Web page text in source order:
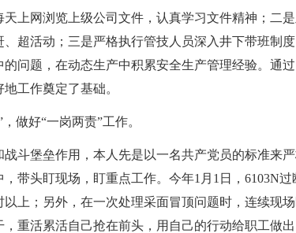
上网浏览上级公司文件，认真学习文件精神；二
超活动；三是严格执行管技人员深入井下带班制
问题，在动态生产中积累安全生产管理经验。通
工作奠定了基础。
做好“一岗两责”工作。
斗堡垒作用，本人先是以一名共产党员的标准来
带头盯现场，盯重点工作。今年1月1日，6103N
上；另外，在一次处理采面冒顶问题时，连续现场
重活累活自己抢在前头，用自己的行动给职工做